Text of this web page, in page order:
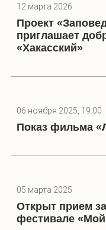
12 марта 2026
Проект
приглашает
«Хакасский»
06 ноября 2025, 19:00
Показ фильма
05 марта 2025
Открыт прием
фестивале